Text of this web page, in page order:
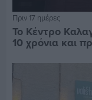
Πριν 17 ημέρες
Το Κέντρο
10 χρόνια και